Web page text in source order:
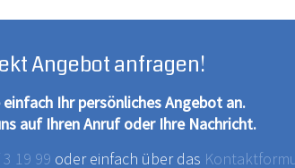
Angebot anfragen!
einfach Ihr persönliches Angebot an.
auf Ihren Anruf oder Ihre Nachricht.
19 99 oder einfach über das